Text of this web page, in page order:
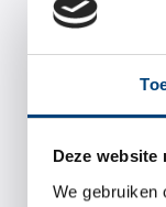
Deze
We gebruiken